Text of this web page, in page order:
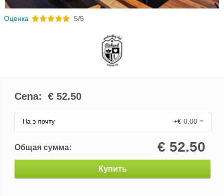
Oценка 5/5
Cena: € 52.50
На э-почту +€ 0.00
Общая сумма: € 52.50
Купить